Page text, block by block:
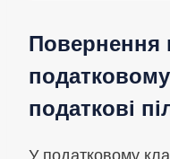
Повернення
податковому
податкові